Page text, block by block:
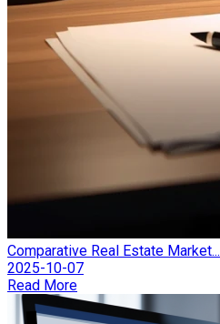
Comparative Real Estate Market...
2025-10-07
Read More